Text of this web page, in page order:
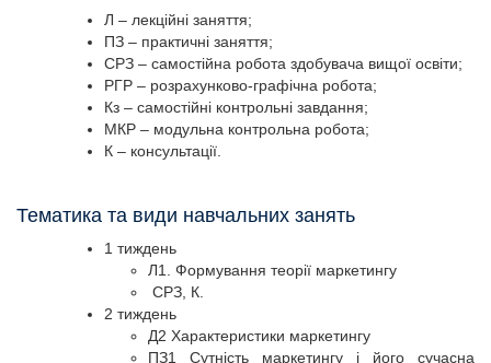
Л – лекційні заняття;
ПЗ – практичні заняття;
СРЗ – самостійна робота здобувача вищої освіти;
РГР – розрахунково-графічна робота;
Кз – самостійні контрольні завдання;
МКР – модульна контрольна робота;
К – консультації.
Тематика та види навчальних занять
1 тиждень
Л1. Формування теорії маркетингу
СРЗ, К.
2 тиждень
Д2 Характеристики маркетингу
ПЗ1 Сутність маркетингу і його сучасна